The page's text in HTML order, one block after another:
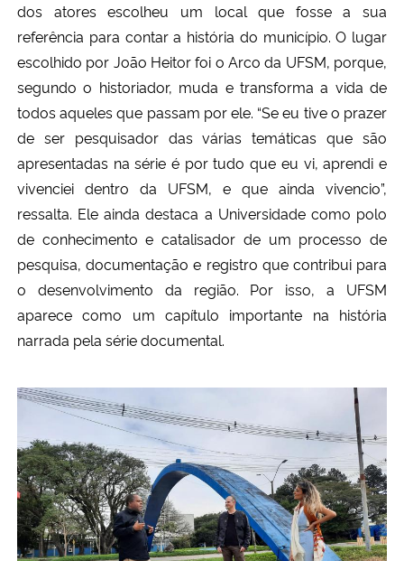
dos atores escolheu um local que fosse a sua
referência para contar a história do município. O lugar
escolhido por João Heitor foi o Arco da UFSM, porque,
segundo o historiador, muda e transforma a vida de
todos aqueles que passam por ele. “Se eu tive o prazer
de ser pesquisador das várias temáticas que são
apresentadas na série é por tudo que eu vi, aprendi e
vivenciei dentro da UFSM, e que ainda vivencio”,
ressalta. Ele ainda destaca a Universidade como polo
de conhecimento e catalisador de um processo de
pesquisa, documentação e registro que contribui para
o desenvolvimento da região. Por isso, a UFSM
aparece como um capítulo importante na história
narrada pela série documental.